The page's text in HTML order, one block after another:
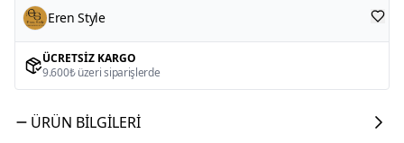
Eren Style
ÜCRETSIZ KARGO
9.600₺ üzeri siparişlerde
ÜRÜN BILGILERI